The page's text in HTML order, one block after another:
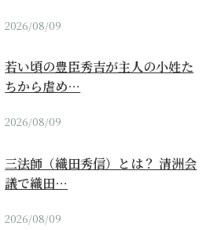
2026/08/09
若い頃の豊臣秀吉が主人の小姓た
ちから虐め…
2026/08/09
三法師（織田秀信）とは？ 清洲会
議で織田…
2026/08/09